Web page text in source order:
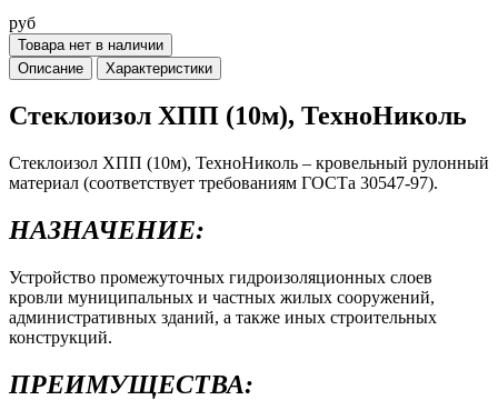
руб
Товара нет в наличии
Описание
Характеристики
Стеклоизол ХПП (10м), ТехноНиколь
Стеклоизол ХПП (10м), ТехноНиколь – кровельный рулонный
материал (соответствует требованиям ГОСТа 30547-97).
НАЗНАЧЕНИЕ:
Устройство промежуточных гидроизоляционных слоев
кровли муниципальных и частных жилых сооружений,
административных зданий, а также иных строительных
конструкций.
ПРЕИМУЩЕСТВА: